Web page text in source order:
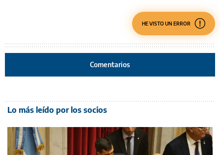
HE VISTO UN ERROR
Comentarios
Lo más leído por los socios